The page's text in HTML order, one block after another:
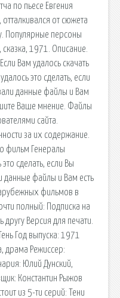
по пьесе Евгения
от сюжета
Популярные персоны
1971. Описание.
Вам удалось скачать
это сделать, если
данные файлы и Вам
Ваше мнение. Файлы
сайта.
за их содержание.
фильм Генералы
сделать, если Вы
данные файлы и Вам есть
фильмов в
полный: Подписка на
Версия для печати.
Год выпуска: 1971
драма Режиссер:
Юлий Дунский,
Константин Рыжов
из 5-ти серий: Тени